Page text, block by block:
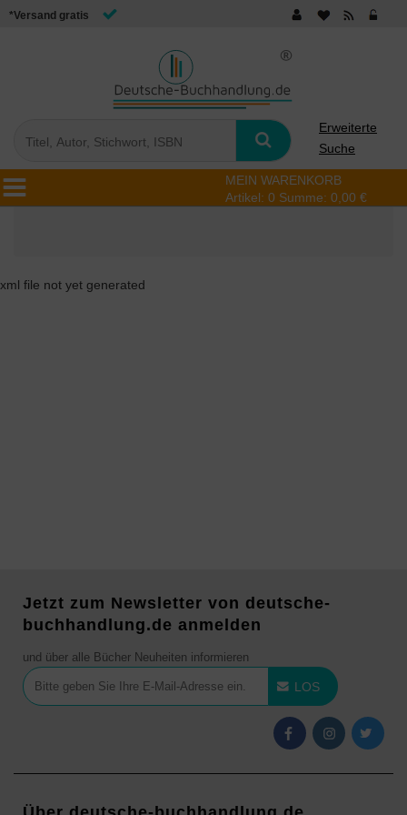
*Versand gratis
Erweiterte
Suche
MEIN WARENKORB
Artikel: 0 Summe: 0,00 €
xml file not yet generated
Jetzt zum Newsletter von deutsche-
buchhandlung.de anmelden
und über alle Bücher Neuheiten informieren
LOS